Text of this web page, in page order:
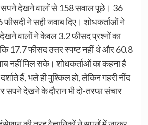
सपने देखने वालों से 158 सवाल पूछे। 36
फीसदी ने सही जवाब दिए। शोधकर्ताओं ने
देखने वालों ने केवल 3.2 फीसद प्रश्नों का
17.7 फीसद उत्तर स्पष्ट नहीं थे और 60.8
नहीं मिल सके। शोधकर्ताओं का कहना है
हैं, भले ही मुश्किल हो, लेकिन गहरी नींद
सपने देखने के दौरान भी दो-तरफा संचार